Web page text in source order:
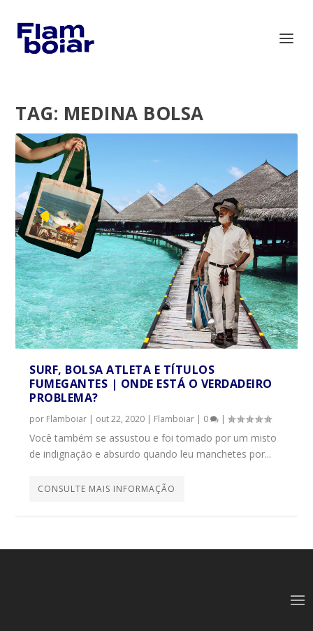
TAG: MEDINA BOLSA
SURF, BOLSA ATLETA E TÍTULOS
FUMEGANTES | ONDE ESTÁ O VERDADEIRO
PROBLEMA?
por Flamboiar | out 22, 2020 | Flamboiar | 0 |
Você também se assustou e foi tomado por um misto
de indignação e absurdo quando leu manchetes por...
CONSULTE MAIS INFORMAÇÃO